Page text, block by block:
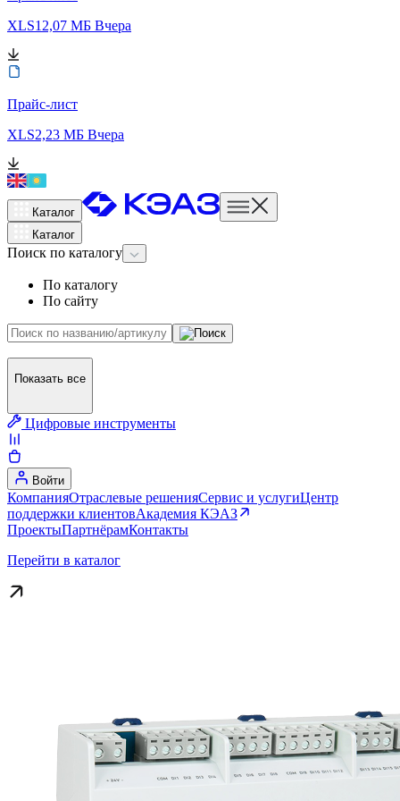
XLS12,07 МБ Вчера
Прайс-лист
XLS2,23 МБ Вчера
Каталог
Каталог
Поиск по каталогу
По каталогу
По сайту
Показать все
Цифровые инструменты
Войти
КомпанияОтраслевые решенияСервис и услугиЦентр
поддержки клиентовАкадемия КЭАЗ
ПроектыПартнёрамКонтакты
Перейти в каталог